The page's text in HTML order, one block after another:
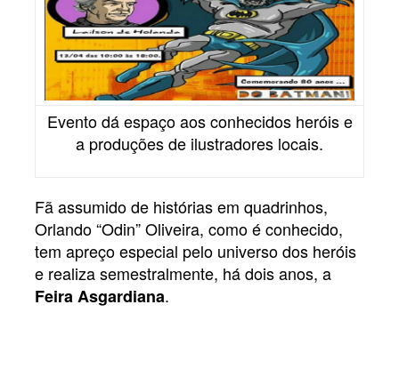
Evento dá espaço aos conhecidos heróis e
a produções de ilustradores locais.
Fã assumido de histórias em quadrinhos,
Orlando “Odin” Oliveira, como é conhecido,
tem apreço especial pelo universo dos heróis
e realiza semestralmente, há dois anos, a
Feira Asgardiana.